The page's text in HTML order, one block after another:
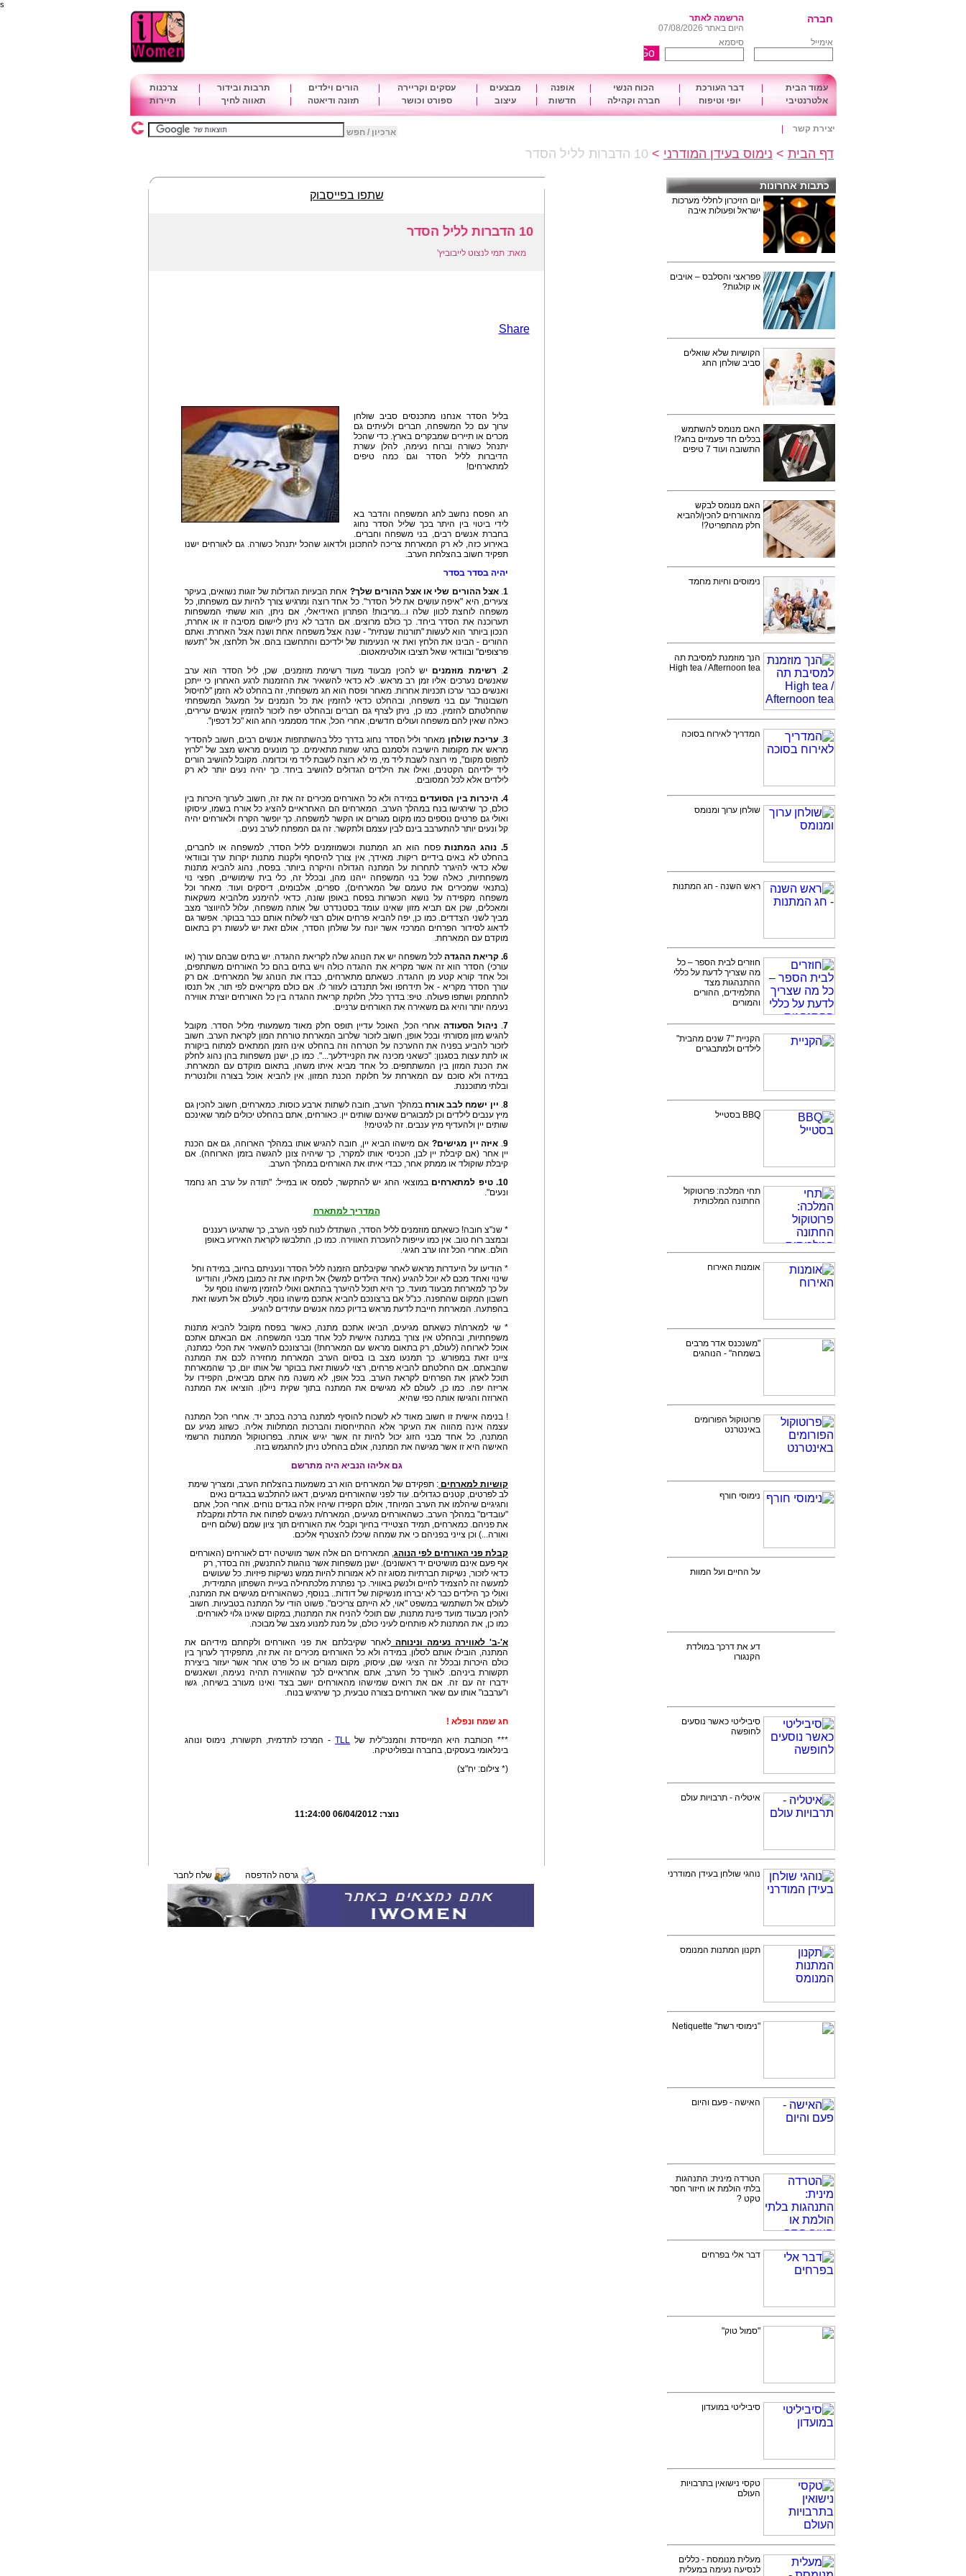
s
חברה
הרשמה לאתר
היום באתר 07/08/2026
אימייל
סיסמא
עמוד הבית דבר העורכת הכוח הנשי אופנה מבצעים עסקים וקריירה הורים וילדים תרבות ובידור
צרכנות
אלטרנטיבי
יופי וטיפוח חברה וקהילה חדשות עיצוב ספורט וכושר תזונה ודיאטה תאווה לחיך תיירות
יצירת קשר ארכיון / חפש
דף הבית > נימוס בעידן המודרני > 10 הדברות לליל הסדר
כתבות אחרונות
יום הזיכרון לחללי מערכות
ישראל ופעולות איבה
פפראצי והסלבס – אויבים
או קולגות?
הקושיות שלא שואלים
סביב שולחן החג
האם מנומס להשתמש
בכלים חד פעמיים בחג?!
התשובה ועוד 7 טיפים
האם מנומס לבקש
מהאורחים להכין/להביא
חלק מהתפריט?!
נימוסים וחיות מחמד
הנך מוזמנת למסיבת תה
High tea / Afternoon tea
המדריך לאירוח בסוכה
שולחן ערוך ומנומס
ראש השנה - חג המתנות
חוזרים לבית הספר – כל
מה שצריך לדעת על כללי
ההתנהגות מצד
התלמידים, ההורים
והמורים
הקניית "7 שנים מהבית"
לילדים ולמתבגרים
BBQ בסטייל
תחי המלכה: פרוטוקול
החתונה המלכותית
אומנות האירוח
"משנכנס אדר מרבים
בשמחה" - הנוהגים
פרוטוקול הפורומים
באינטרנט
נימוסי חורף
על החיים ועל המוות
דע את דרכך במולדת
הקנגורו
סיביליטי כאשר נוסעים
לחופשה
איטליה - תרבויות עולם
נוהגי שולחן בעידן המודרני
תקנון המתנות המנומס
"נימוסי רשת" Netiquette
האישה - פעם והיום
הטרדה מינית: התנהגות
בלתי הולמת או חיזור חסר
טקט ?
דבר אלי בפרחים
"סמול טוק"
סיביליטי במועדון
טקסי נישואין בתרבויות
העולם
מעלית מנומסת - כללים
לנסיעה נעימה במעלית
שתפו בפייסבוק
10 הדברות לליל הסדר
מאת: תמי לנצוט לייבוביץ'
Share
בליל הסדר אנחנו מתכנסים סביב שולחן
ערוך עם כל המשפחה, חברים ולעיתים גם
מכרים או תיירים שמבקרים בארץ. כדי שהכל
יתנהל כשורה וברוח נעימה, להלן עשרת
הדיברות לליל הסדר וגם כמה טיפים
למתארחים!
חג הפסח נחשב לחג המשפחה והדבר בא
לידי ביטוי בין היתר בכך שליל הסדר נחוג
בחברת אנשים רבים, בני משפחה וחברים.
באירוע כזה, לא רק המארחת צריכה להתכונן ולדאוג שהכל יתנהל כשורה. גם לאורחים ישנו
תפקיד חשוב בהצלחת הערב.
יהיה בסדר בסדר
1
.אצל ההורים שלי או אצל ההורים שלך? אחת הבעיות הגדולות של זוגות נשואים, בעיקר
צעירים, היא "איפה עושים את ליל הסדר". כל אחד רוצה ומרגיש צורך להיות עם משפחתו, כל
משפחה לוחצת לכוון שלה ו...מריבות! הפתרון האידיאלי, אם ניתן, הוא ששתי המשפחות
תערוכנה את הסדר ביחד. כך כולם מרוצים. אם הדבר לא ניתן ליישום מסיבה זו או אחרת,
הנכון ביותר הוא לעשות "תורנות שנתית" - שנה אצל משפחה אחת ושנה אצל האחרת. ואתם
ההורים - הבינו את הלחץ ואת אי הנעימות של ילדיכם והתחשבו בהם. אל תלחצו, אל "תעשו
פרצופים" ובוודאי שאל תציבו אולטימאטום.
2
. רשימת מוזמנים יש להכין מבעוד מעוד רשימת מוזמנים, שכן, ליל הסדר הוא ערב
שאנשים נערכים אליו זמן רב מראש. לא כדאי להשאיר את ההזמנות לרגע האחרון כי ייתכן
ואנשים כבר ערכו תכניות אחרות. מאחר ופסח הוא חג משפחתי, זה בהחלט לא הזמן "לחיסול
חשבונות" עם בני משפחה, ובהחלט כדאי להזמין את כל הנמנים על המעגל המשפחתי
שהחלטתם להזמין. כמו כן, ניתן לצרף גם חברים ובהחלט יפה לזכור להזמין אנשים ערירים,
כאלה שאין להם משפחה ועולים חדשים, אחרי הכל, אחד מסממני החג הוא "כל דכפין".
3
. עריכת שולחןמאחר וליל הסדר נחוג בדרך כלל בהשתתפות אנשים רבים, חשוב להסדיר
מראש את מקומות הישיבה ולסמנם בתגי שמות מתאימים. כך מונעים מראש מצב של "לרוץ
לתפוס מקום", מי רוצה לשבת ליד מי, מי לא רוצה לשבת ליד מי וכדומה. מקובל להושיב הורים
ליד ילדיהם הקטנים, ואילו את הילדים הגדולים להושיב ביחד. כך יהיה נעים יותר לא רק
לילדים אלא לכל המסובים.
4. היכרות בין הסועדים
במידה ולא כל האורחים מכירים זה את זה, חשוב לערוך היכרות בין
כולם, כך שירגישו בנח במהלך הערב. המארחים הם האחראיים להציג כל אורח בשמו, עיסוקו
ואולי גם פרטים נוספים כמו מקום מגורים או הקשר למשפחה. כך יופשר הקרח ולאורחים יהיה
קל ונעים יותר להתערבב בינם לבין עצמם ולתקשר. זה גם המפתח לערב נעים.
5. נוהג המתנות
פסח הוא חג המתנות וכשמוזמנים לליל הסדר, למשפחה או לחברים,
בהחלט לא באים בידיים ריקות. מאידך, אין צורך להיסחף ולקנות מתנות יקרות ערך ובוודאי
שלא כדאי להיגרר לתחרות על המתנה הגדולה והיקרה ביותר. בפסח, נהוג להביא מתנות
משפחתיות, כאלה שכל בני המשפחה ייהנו מהן, ובכלל זה, כלי בית שימושיים, חפצי נוי
(בתנאי שמכירים את טעמם של המארחים), ספרים, אלבומים, דיסקים ועוד. מאחר וכל
משפחה מקפידה על נושא הכשרות בפסח באופן שונה, כדאי להימנע מלהביא משקאות
ומאכלים, שכן אם תביא מזון שאינו עומד בסטנדרט של אותה משפחה, עלול להיווצר מצב
מביך לשני הצדדים. כמו כן, יפה להביא פרחים אולם רצוי לשלוח אותם כבר בבוקר. אפשר גם
לדאוג לסידור הפרחים המרכזי אשר יונח על שולחן הסדר, אולם זאת יש לעשות רק בתאום
מוקדם עם המארחת.
6. קריאת ההגדה
לכל משפחה יש את הנוהג שלה לקריאת ההגדה. יש בתים שבהם עורך (או
עורכי) הסדר הוא זה אשר מקריא את ההגדה כולה ויש בתים בהם כל האורחים משתתפים,
וכל אחד קורא קטע מן ההגדה. כשאתם מתארחים, כבדו את הנוהג של המארחים. אם רק
עורך הסדר מקריא - אל תידחפו ואל תתנדבו לעזור לו. אם כולם מקריאים לפי תור, אל תנסו
להתחמק ושתפו פעולה. טיפ: בדרך כלל, חלוקת קריאת ההגדה בין כל האורחים יוצרת אווירה
נעימה יותר והיא גם משאירה את האורחים ערניים.
7
. ניהול הסעודה אחרי הכל, האוכל עדיין תופס חלק מאוד משמעותי מליל הסדר. מקובל
להגיש מזון מסורתי ובכל אופן, חשוב לזכור שלרוב המארחת טורחת המון לקראת הערב. חשוב
לזכור להביע בפניה את ההערכה על הטרחה וזה בהחלט אינו הזמן המתאים למתוח ביקורת
או לתת עצות בסגנון: "כשאני מכינה את הקניידלעך...". כמו כן, ישנן משפחות בהן נהוג לחלק
את הכנת המזון בין המשתתפים. כל אחד מביא איתו משהו, בתאום מוקדם עם המארחת.
במידה ולא סוכם עם המארחת על חלוקת הכנת המזון, אין להביא אוכל בצורה וולונטרית
ובלתי מתוכננת.
8
. יין ישמח לבב אורחבמהלך הערב, חובה לשתות ארבע כוסות. כמארחים, חשוב להכין גם
מיץ ענבים לילדים וכן למבוגרים שאינם שותים יין. כאורחים, אתם בהחלט יכולים לומר שאינכם
שותים יין ולהעדיף מיץ ענבים. זה לגיטימי!
9
. איזה יין מגישים? אם מישהו הביא יין, חובה להגיש אותו במהלך הארוחה, גם אם הכנת
יין אחר (אם קיבלת יין לבן, הכניסי אותו למקרר, כך שיהיה צונן להגשה בזמן הארוחה). אם
קיבלת שוקולד או ממתק אחר, כבדי איתו את האורחים במהלך הערב.
10. טיפ למתארחים
במוצאי החג יש להתקשר, לסמס או במייל: "תודה על ערב חג נחמד
ונעים".
המדריך למתארח
* שנ"צ חובה! כשאתם מוזמנים לליל הסדר, השתדלו לנוח לפני הערב, כך שתגיעו רעננים
ובמצב רוח טוב. אין כמו עייפות להעכרת האווירה. כמו כן, התלבשו לקראת האירוע באופן
הולם. אחרי הכל זהו ערב חגיגי.
* הודיעו על היעדרות מראש לאחר שקיבלתם הזמנה לליל הסדר ונעניתם בחיוב, במידה וחל
שינוי ואחד מכם לא יוכל להגיע (אחד הילדים למשל) אל תיקחו את זה כמובן מאליו, והודיעו
על כך למארחת מבעוד מועד. כך היא תוכל להיערך בהתאם ואולי להזמין מישהו נוסף על
חשבון המקום שהתפנה. כנ"ל אם ברצונכם להביא אתכם מישהו נוסף. לעולם אל תעשו זאת
בהפתעה. המארחת חייבת לדעת מראש בדיוק כמה אנשים עתידים להגיע.
* שי למארח\ת כשאתם מגיעים, הביאו אתכם מתנה, כאשר בפסח מקובל להביא מתנות
משפחתיות, ובהחלט אין צורך במתנה אישית לכל אחד מבני המשפחה. אם הבאתם אתכם
אוכל לארוחה (לעולם, רק בתאום מראש עם המארחת!) וברצונכם להשאיר את הכלי כמתנה,
ציינו זאת במפורש. כך תמנעו מצב בו בסיום הערב המארחת מחזירה לכם את המתנה
שהבאתם. אם החלטתם להביא פרחים, רצוי לעשות זאת בבוקר של אותו יום, כך שהמארחת
תוכל לארגן את הפרחים לקראת הערב. בכל אופן, לא משנה מה אתם מביאים, הקפידו על
אריזה יפה. כמו כן, לעולם לא מגישים את המתנה בתוך שקית ניילון. הוציאו את המתנה
הארוזה והגישו אותה כפי שהיא.
! בנימה אישית זו חשוב מאוד לא לשכוח להוסיף למתנה ברכה בכתב יד. אחרי הכל המתנה
עצמה אינה מהווה את העיקר אלא ההתייחסות והברכות המתלוות אליה. כשזוג מגיע עם
המתנה, כל אחד מבני הזוג יכול להיות זה אשר יגיש אותה. בפרוטוקול המתנות הרשמי
האישה היא זו אשר מגישה את המתנה, אולם בהחלט ניתן להתגמש בזה.
גם אליהו הנביא היה מתרשם
קושיות למארחים : תפקידם של המארחים הוא רב משמעות בהצלחת הערב, ומצריך שימת
לב לפרטים, קטנים כגדולים. עוד לפני שהאורחים מגיעים, דאגו להתלבש בבגדים נאים
וחגיגיים שיהלמו את הערב המיוחד, אולם הקפידו שיהיו אלה בגדים נוחים. אחרי הכל, אתם
"עובדים" במהלך הערב. כשהאורחים מגיעים, המארח/ת ניגשים לפתוח את הדלת ומקבלת
את פניהם. כמארחים, תמיד הצטיידי בחיוך וקבלי את האורחים תוך ציון שמם (שלום חיים
ואורה...) וכן צייני בפניהם כי את שמחה שיכלו להצטרף אליכם.
קבלת פני האורחים לפי הנוהג, המארחים הם אלה אשר מושיטה ידם לאורחים (האורחים
אף פעם אינם מושיטים יד ראשונים). ישנן משפחות אשר נוהגות להתנשק, וזה בסדר, רק
כדאי לזכור, נשיקות חברתיות מסוג זה לא אמורות להיות ממש נשיקות פיזיות. כל שעושים
למעשה זה להצמיד לחיים ולנשק באוויר. כך נפתרת מלכתחילה בעיית השפתון התמידית,
ואולי כך הילדים כבר לא יברחו מנשיקות של דודות.. בנוסף, כשהאורחים מגישים את המתנה,
לעולם אל תשתמשי במשפט "אוי, לא הייתם צריכים". פשוט הודי על המתנה בטבעיות. חשוב
להכין מבעוד מועד פינת מתנות, שם תוכלי להניח את המתנות, במקום שאינו גלוי לאורחים.
כמו כן, את המתנות לא פותחים לעיני כולם, על מנת למנוע מצב של מבוכה.
א'-ב' לאווירה נעימה ונינוחהלאחר שקיבלתם את פני האורחים ולקחתם מידיהם את
המתנה, הובילו אותם לסלון. במידה ולא כל האורחים מכירים זה את זה, מתפקידך לערוך בין
כולם היכרות ובכלל זה הציגי שם, עיסוק, מקום מגורים או כל פרט אחר אשר יעזור ביצירת
תקשורת ביניהם. לאורך כל הערב, אתם אחראיים לכך שהאווירה תהיה נעימה, ושאנשים
ידברו זה עם זה. אם את רואים שמישהו מהאורחים יושב בצד ואינו מעורב בשיחה, גשו
ו"ערבבו" אותו עם שאר האורחים בצורה טבעית, כך שירגיש בנוח.
חג שמח ונפלא !
*** הכותבת היא המייסדת והמנכ"לית של TLL - המרכז לתדמית, תקשורת, נימוס ונוהג
בינלאומי בעסקים, בחברה ובפוליטיקה.
(* צילום: יח"צ)
נוצר:06/04/2012 11:24:00
גרסה להדפסה שלח לחבר